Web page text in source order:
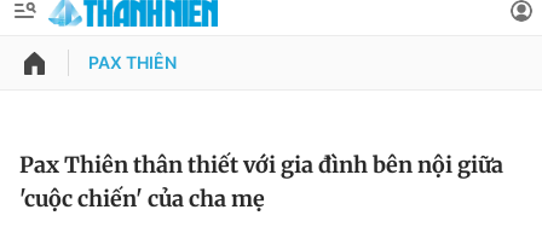
QUẢNG CÁO
Thông tin tài khoản
Đổi mật khẩu
PAX THIÊN
Pax Thiên thân thiết với gia đình bên nội giữa
'cuộc chiến' của cha mẹ